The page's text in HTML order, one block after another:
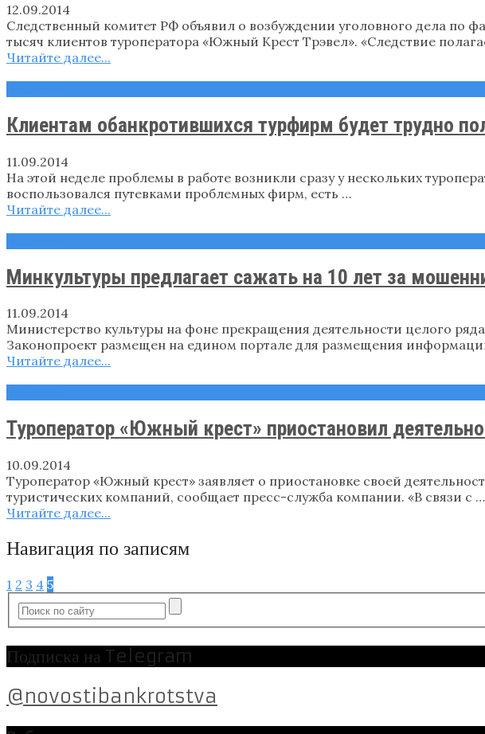
12.09.2014
Следственный комитет РФ объявил о возбуждении уголовного дела по
тысяч клиентов туроператора «Южный Крест Трэвел». «Следствие
Читайте далее...
Клиентам обанкротившихся турфирм будет трудно
11.09.2014
На этой неделе проблемы в работе возникли сразу у нескольких
воспользовался путевками проблемных фирм, есть …
Читайте далее...
Минкультуры предлагает сажать на 10 лет за
11.09.2014
Министерство культуры на фоне прекращения деятельности целого
Законопроект размещен на едином портале для размещения
Читайте далее...
Туроператор «Южный крест» приостановил
10.09.2014
Туроператор «Южный крест» заявляет о приостановке своей
туристических компаний, сообщает пресс-служба компании. «В связи с …
Читайте далее...
Навигация по записям
1 2 3 4 5
Подписка на Telegram
@novostibankrotstva